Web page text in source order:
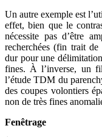
Un autre exemple est
effet, bien que le
nécessite pas d’être
recherchées (fin trait
dur pour une
fines. À l’inverse, un
l’étude TDM du
des coupes volontiers
non de très fines
Fenêtrage